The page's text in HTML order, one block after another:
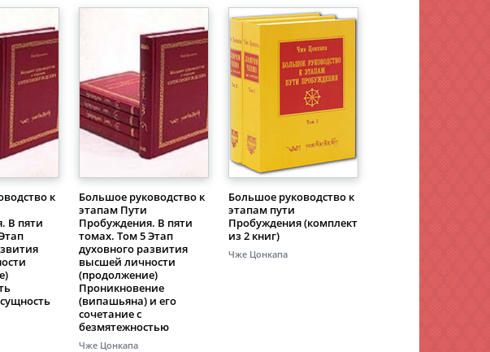
к
В пяти
Большое руководство к
этапам Пути
Пробуждения. В пяти
томах. Том 5 Этап
духовного развития
высшей личности
(продолжение)
Проникновение
(випашьяна) и его
сочетание с
безмятежностью
Чже Цонкапа
Большое руководство к
этапам пути
Пробуждения (комплект
из 2 книг)
Чже Цонкапа